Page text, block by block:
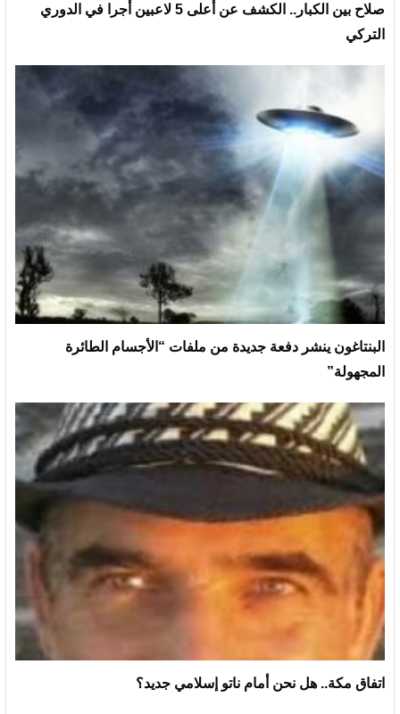
صلاح بين الكبار.. الكشف عن أعلى 5 لاعبين أجرا في الدوري
التركي
البنتاغون ينشر دفعة جديدة من ملفات “الأجسام الطائرة
المجهولة”
اتفاق مكة.. هل نحن أمام ناتو إسلامي جديد؟